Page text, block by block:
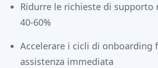
Ridurre le richieste di supporto
40-60%
Accelerare i cicli di onboarding
assistenza immediata